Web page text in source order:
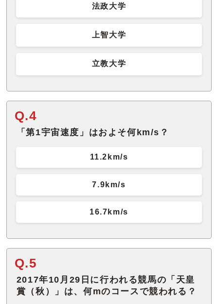
法政大学
上智大学
立教大学
Q.4
「第1宇宙速度」はおよそ何km/s？
11.2km/s
7.9km/s
16.7km/s
Q.5
2017年10月29日に行われる競馬の「天皇
賞（秋）」は、何mのコースで競われる？